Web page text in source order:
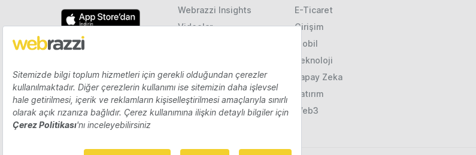
Webrazzi Insights
Videolar
E-Ticaret
Girişim
Mobil
Teknoloji
Yapay Zeka
Yatırım
Web3